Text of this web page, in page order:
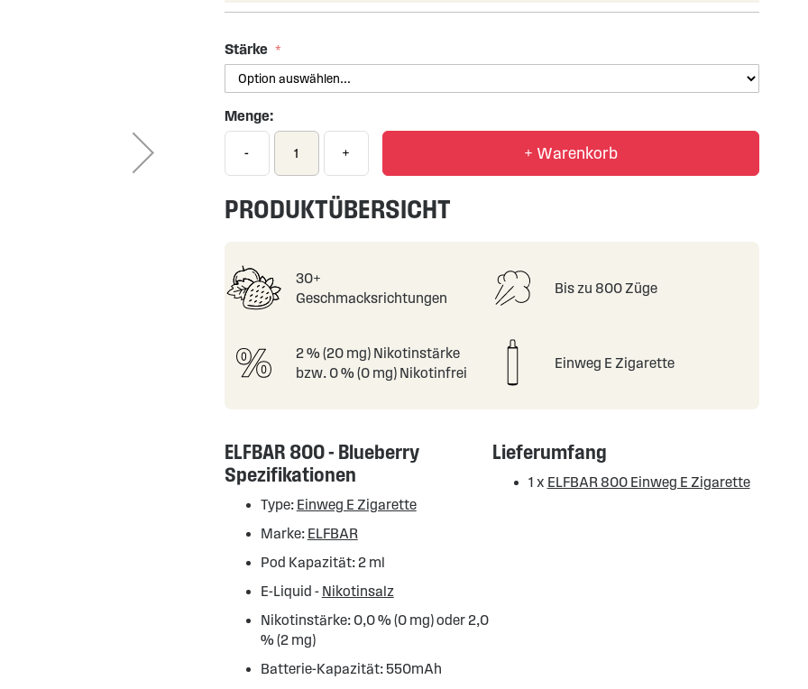
Stärke
Menge:
- + + Warenkorb
PRODUKTÜBERSICHT
30+
Geschmacksrichtungen
Bis zu 800 Züge
2 % (20 mg) Nikotinstärke
bzw. 0 % (0 mg) Nikotinfrei
Einweg E Zigarette
ELFBAR 800 - Blueberry
Spezifikationen
Type: Einweg E Zigarette
Marke: ELFBAR
Pod Kapazität: 2 ml
E-Liquid - Nikotinsalz
Nikotinstärke: 0,0 % (0 mg) oder 2,0
% (2 mg)
Batterie-Kapazität: 550mAh
Lieferumfang
1 x ELFBAR 800 Einweg E Zigarette